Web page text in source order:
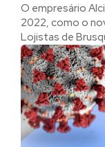
O empresário
2022, como o
Lojistas de